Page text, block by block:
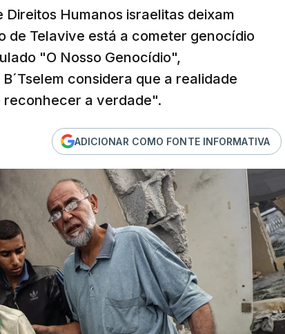
Humanos israelitas deixam
de Telavive está a cometer genocídio
"O Nosso Genocídio",
considera que a realidade
a verdade".
ADICIONAR COMO FONTE INFORMATIVA